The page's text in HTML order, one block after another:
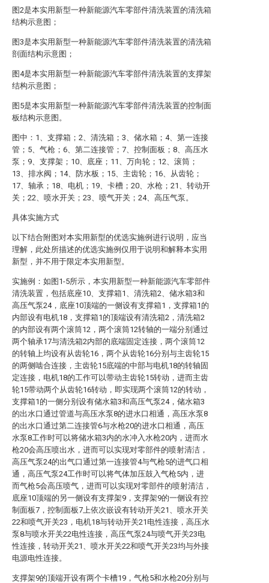
图2是本实用新型一种新能源汽车零部件清洗装置的清洗箱
结构示意图；
图3是本实用新型一种新能源汽车零部件清洗装置的清洗箱
剖面结构示意图；
图4是本实用新型一种新能源汽车零部件清洗装置的支撑架
结构示意图；
图5是本实用新型一种新能源汽车零部件清洗装置的控制面
板结构示意图。
图中：1、支撑箱；2、清洗箱；3、储水箱；4、第一连接
管；5、气枪；6、第二连接管；7、控制面板；8、高压水
泵；9、支撑架；10、底座；11、万向轮；12、滚筒；
13、排水阀；14、防水板；15、主齿轮；16、从齿轮；
17、轴承；18、电机；19、卡槽；20、水枪；21、转动开
关；22、喷水开关；23、喷气开关；24、高压气泵。
具体实施方式
以下结合附图对本实用新型的优选实施例进行说明，应当
理解，此处所描述的优选实施例仅用于说明和解释本实用
新型，并不用于限定本实用新型。
实施例：如图1-5所示，本实用新型一种新能源汽车零部件
清洗装置，包括底座10、支撑箱1、清洗箱2、储水箱3和
高压气泵24，底座10顶端的一侧设有支撑箱1，支撑箱1的
内部设有电机18，支撑箱1的顶端设有清洗箱2，清洗箱2
的内部设有两个滚筒12，两个滚筒12转轴的一端分别通过
两个轴承17与清洗箱2内部的底端固定连接，两个滚筒12
的转轴上均设有从齿轮16，两个从齿轮16分别与主齿轮15
的两侧啮合连接，主齿轮15底端的中部与电机18的转轴固
定连接，电机18的工作可以带动主齿轮15转动，进而主齿
轮15带动两个从齿轮16转动，即实现两个滚筒12的转动，
支撑箱1的一侧分别设有储水箱3和高压气泵24，储水箱3
的出水口通过管道与高压水泵8的进水口相通，高压水泵8
的出水口通过第二连接管6与水枪20的进水口相通，高压
水泵8工作时可以将储水箱3内的水冲入水枪20内，进而水
枪20会高压喷出水，进而可以实现对零部件的喷射清洁，
高压气泵24的出气口通过第一连接管4与气枪5的进气口相
通，高压气泵24工作时可以将气体加压鼓入气枪5内，进
而气枪5会高压喷气，进而可以实现对零部件的喷射清洁，
底座10顶端的另一侧设有支撑架9，支撑架9的一侧设有控
制面板7，控制面板7上依次嵌设有转动开关21、喷水开关
22和喷气开关23，电机18与转动开关21电性连接，高压水
泵8与喷水开关22电性连接，高压气泵24与喷气开关23电
性连接，转动开关21、喷水开关22和喷气开关23均与外接
电源电性连接。
支撑架9的顶端开设有两个卡槽19，气枪5和水枪20分别与